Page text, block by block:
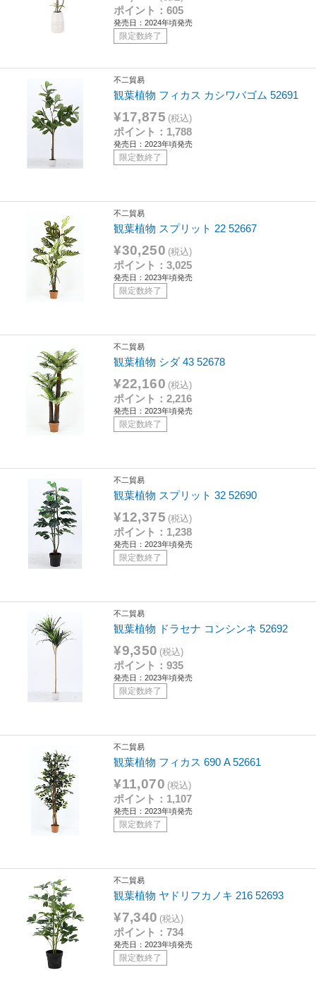
ポイント：605
発売日：2024年頃発売
限定数終了
不二貿易
観葉植物 フィカス カシワバゴム 52691
¥17,875 (税込)
ポイント：1,788
発売日：2023年頃発売
限定数終了
不二貿易
観葉植物 スプリット 22 52667
¥30,250 (税込)
ポイント：3,025
発売日：2023年頃発売
限定数終了
不二貿易
観葉植物 シダ 43 52678
¥22,160 (税込)
ポイント：2,216
発売日：2023年頃発売
限定数終了
不二貿易
観葉植物 スプリット 32 52690
¥12,375 (税込)
ポイント：1,238
発売日：2023年頃発売
限定数終了
不二貿易
観葉植物 ドラセナ コンシンネ 52692
¥9,350 (税込)
ポイント：935
発売日：2023年頃発売
限定数終了
不二貿易
観葉植物 フィカス 690 A 52661
¥11,070 (税込)
ポイント：1,107
発売日：2023年頃発売
限定数終了
不二貿易
観葉植物 ヤドリフカノキ 216 52693
¥7,340 (税込)
ポイント：734
発売日：2023年頃発売
限定数終了